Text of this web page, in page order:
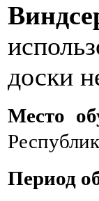
доски
Место
Период